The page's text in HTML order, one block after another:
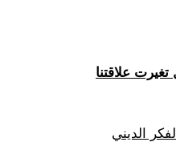
علاقتنا
الديني